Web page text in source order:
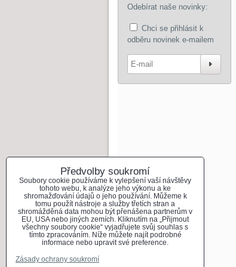
Odebírat naše novinky:
Chci se přihlásit k
odběru novinek e-mailem
Předvolby soukromí
Soubory cookie používáme k vylepšení vaší návštěvy
tohoto webu, k analýze jeho výkonu a ke
shromažďování údajů o jeho používání. Můžeme k
tomu použít nástroje a služby třetích stran a
shromážděná data mohou být přenášena partnerům v
EU, USA nebo jiných zemích. Kliknutím na „Přijmout
všechny soubory cookie“ vyjadřujete svůj souhlas s
tímto zpracováním. Níže můžete najít podrobné
informace nebo upravit své preference.
Zásady ochrany soukromí